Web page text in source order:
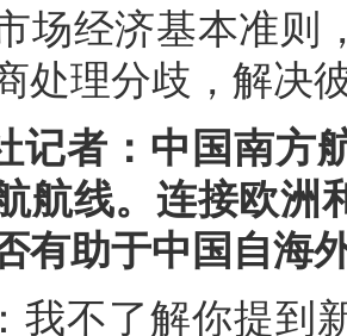
场经济基本准则
处理分歧，解决
记者：中国南方
航线。连接欧洲
有助于中国自海
我不了解你提到